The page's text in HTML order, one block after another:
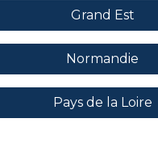
Grand Est
Normandie
Pays de la Loire